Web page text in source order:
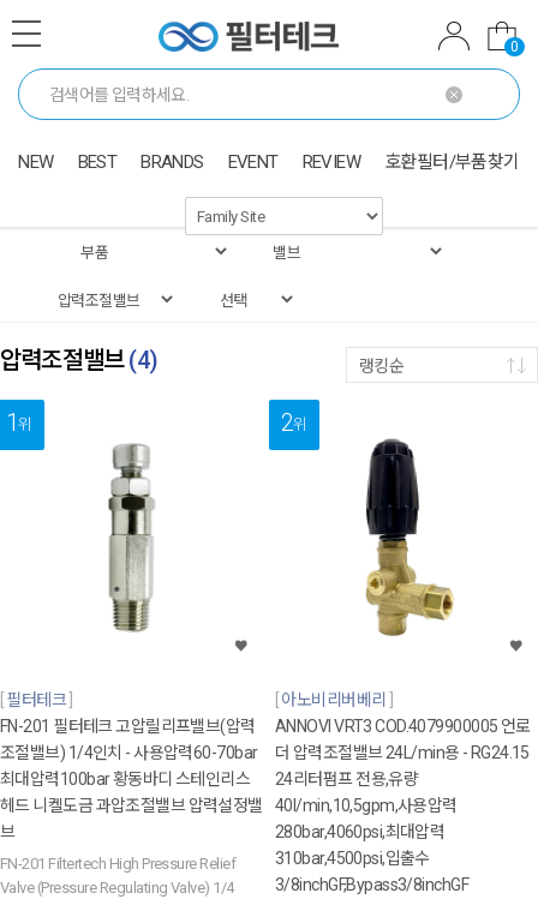
0
NEW BEST BRANDS EVENT REVIEW 호환필터/부품찾기
압력조절밸브(4) 랭킹순
1위
필터테크
FN-201 필터테크 고압릴리프밸브(압력
조절밸브) 1/4인치 - 사용압력60-70bar
최대압력100bar 황동바디 스테인리스
헤드 니켈도금 과압조절밸브 압력설정밸
브
FN-201 Filtertech High Pressure Relief
Valve (Pressure Regulating Valve) 1/4
2위
아노비리버베리
ANNOVI VRT3 COD.4079900005 언로
더 압력조절밸브 24L/min용 - RG24.15
24리터펌프 전용,유량
40l/min,10,5gpm,사용압력
280bar,4060psi,최대압력
310bar,4500psi,입출수
3/8inchGF,Bypass3/8inchGF